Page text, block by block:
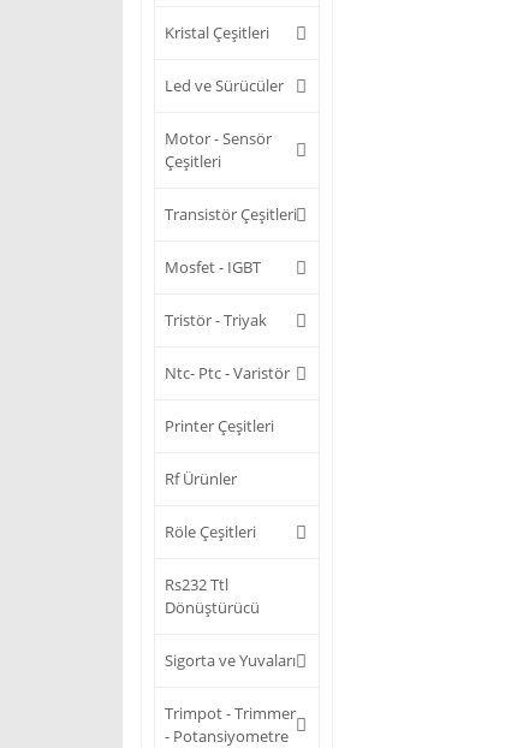
Kristal Çeşitleri
Led ve Sürücüler
Motor - Sensör
Çeşitleri
Transistör Çeşitleri
Mosfet - IGBT
Tristör - Triyak
Ntc- Ptc - Varistör
Printer Çeşitleri
Rf Ürünler
Röle Çeşitleri
Rs232 Ttl
Dönüştürücü
Sigorta ve Yuvaları
Trimpot - Trimmer
- Potansiyometre